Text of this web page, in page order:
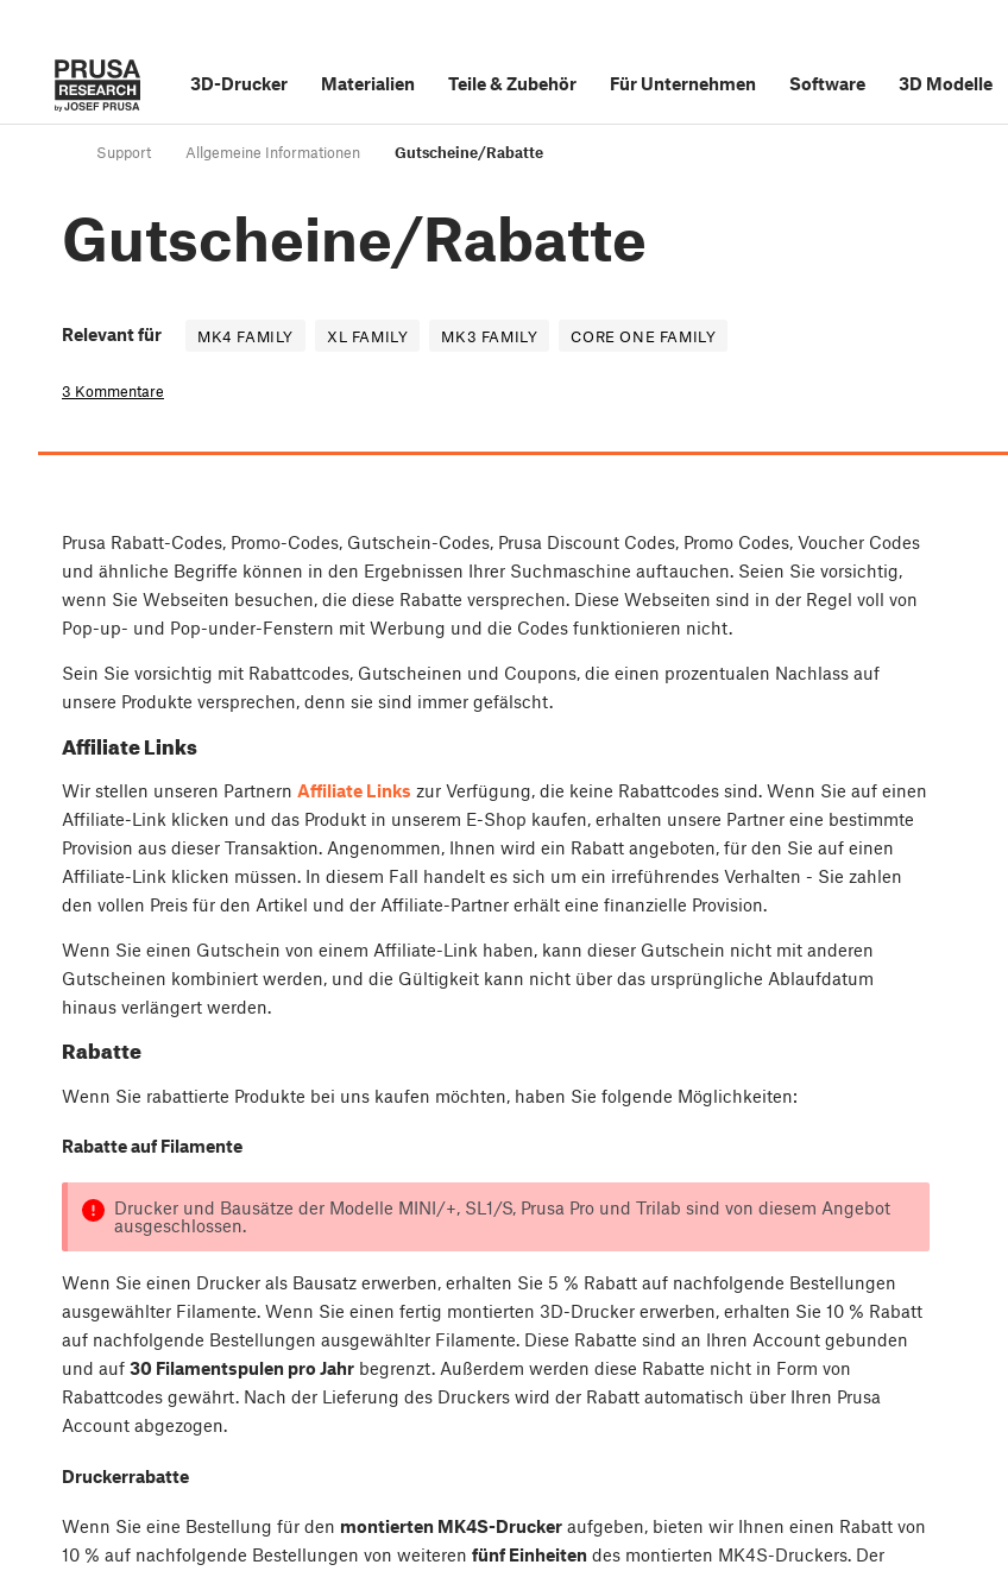
3D-Drucker Materialien Teile&Zubehör Für Unternehmen Software 3D Modelle
Support Allgemeine Informationen Gutscheine/Rabatte
Gutscheine/Rabatte
Relevant für MK4 FAMILY XL FAMILY MK3 FAMILY CORE ONE FAMILY
3 Kommentare
Prusa Rabatt-Codes, Promo-Codes, Gutschein-Codes, Prusa Discount Codes, Promo Codes, Voucher Codes
und ähnliche Begriffe können in den Ergebnissen Ihrer Suchmaschine auftauchen. Seien Sie vorsichtig,
wenn Sie Webseiten besuchen, die diese Rabatte versprechen. Diese Webseiten sind in der Regel voll von
Pop-up- und Pop-under-Fenstern mit Werbung und die Codes funktionieren nicht.
Sein Sie vorsichtig mit Rabattcodes, Gutscheinen und Coupons, die einen prozentualen Nachlass auf
unsere Produkte versprechen, denn sie sind immer gefälscht.
Affiliate Links
Wir stellen unseren Partnern Affiliate Links zur Verfügung, die keine Rabattcodes sind. Wenn Sie auf einen
Affiliate-Link klicken und das Produkt in unserem E-Shop kaufen, erhalten unsere Partner eine bestimmte
Provision aus dieser Transaktion. Angenommen, Ihnen wird ein Rabatt angeboten, für den Sie auf einen
Affiliate-Link klicken müssen. In diesem Fall handelt es sich um ein irreführendes Verhalten - Sie zahlen
den vollen Preis für den Artikel und der Affiliate-Partner erhält eine finanzielle Provision.
Wenn Sie einen Gutschein von einem Affiliate-Link haben, kann dieser Gutschein nicht mit anderen
Gutscheinen kombiniert werden, und die Gültigkeit kann nicht über das ursprüngliche Ablaufdatum
hinaus verlängert werden.
Rabatte
Wenn Sie rabattierte Produkte bei uns kaufen möchten, haben Sie folgende Möglichkeiten:
Rabatte auf Filamente
Drucker und Bausätze der Modelle MINI/+, SL1/S, Prusa Pro und Trilab sind von diesem Angebot
ausgeschlossen.
Wenn Sie einen Drucker als Bausatz erwerben, erhalten Sie 5 % Rabatt auf nachfolgende Bestellungen
ausgewählter Filamente. Wenn Sie einen fertig montierten 3D-Drucker erwerben, erhalten Sie 10 % Rabatt
auf nachfolgende Bestellungen ausgewählter Filamente. Diese Rabatte sind an Ihren Account gebunden
und auf 30 Filamentspulen pro Jahr begrenzt. Außerdem werden diese Rabatte nicht in Form von
Rabattcodes gewährt. Nach der Lieferung des Druckers wird der Rabatt automatisch über Ihren Prusa
Account abgezogen.
Druckerrabatte
Wenn Sie eine Bestellung für den montierten MK4S-Drucker aufgeben, bieten wir Ihnen einen Rabatt von
10 % auf nachfolgende Bestellungen von weiteren fünf Einheiten des montierten MK4S-Druckers. Der